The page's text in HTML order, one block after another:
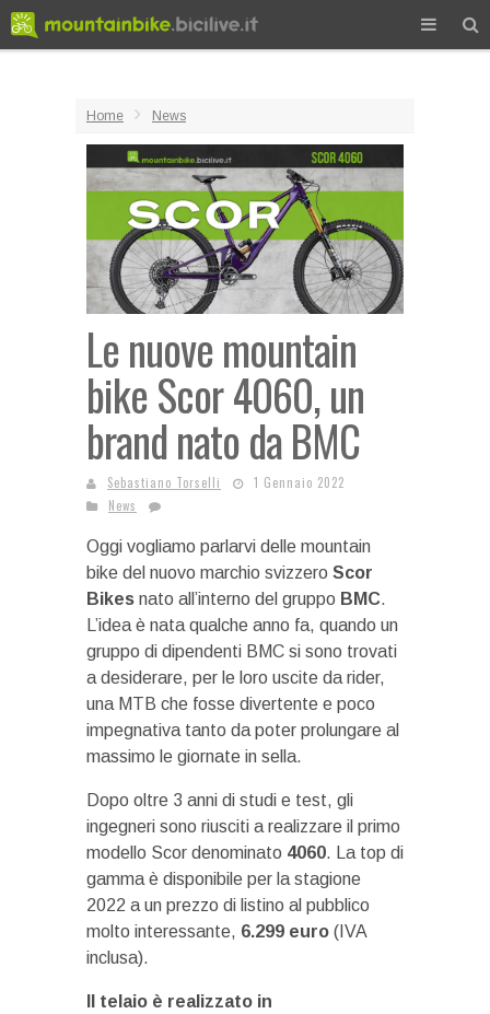
Home News
Le nuove mountain
bike Scor 4060, un
brand nato da BMC
Sebastiano Torselli
1 Gennaio 2022
News
Oggi vogliamo parlarvi delle mountain
bike del nuovo marchio svizzero Scor
Bikes nato all’interno del gruppo BMC.
L’idea è nata qualche anno fa, quando un
gruppo di dipendenti BMC si sono trovati
a desiderare, per le loro uscite da rider,
una MTB che fosse divertente e poco
impegnativa tanto da poter prolungare al
massimo le giornate in sella.
Dopo oltre 3 anni di studi e test, gli
ingegneri sono riusciti a realizzare il primo
modello Scor denominato 4060. La top di
gamma è disponibile per la stagione
2022 a un prezzo di listino al pubblico
molto interessante, 6.299 euro (IVA
inclusa).
Il telaio è realizzato in